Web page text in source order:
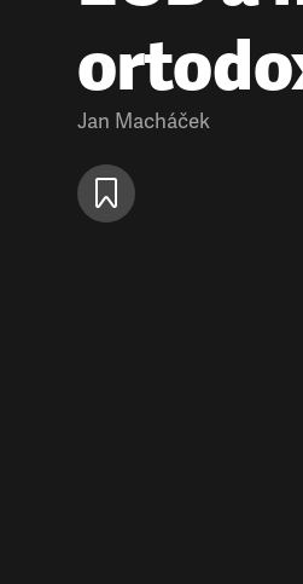
Jan Macháček